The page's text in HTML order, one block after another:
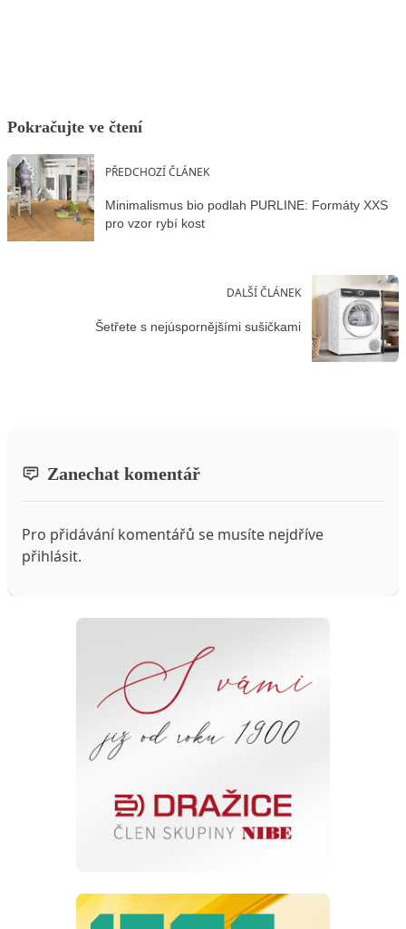
Pokračujte ve čtení
PŘEDCHOZÍ ČLÁNEK
Minimalismus bio podlah PURLINE: Formáty XXS
pro vzor rybí kost
DALŠÍ ČLÁNEK
Šetřete s nejúspornějšími sušičkami
Zanechat komentář
Pro přidávání komentářů se musíte nejdříve
přihlásit.